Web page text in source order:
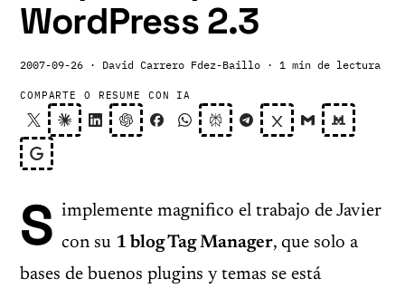
WordPress 2.3
2007-09-26 · David Carrero Fdez-Baillo · 1 min de lectura
COMPARTE O RESUME CON IA
S implemente magnifico el trabajo de Javier
con su 1 blog Tag Manager, que solo a
bases de buenos plugins y temas se está